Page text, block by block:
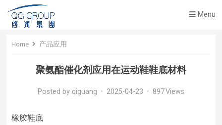
Menu
Home 产品应用
聚氨酯催化剂应用在运动鞋鞋底材料
Posted by qiguang • 2025-04-23 • 897Views
橡胶鞋底